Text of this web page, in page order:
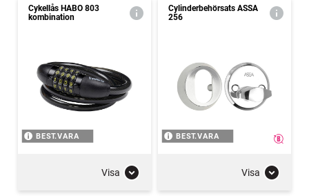
Cykellås HABO 803
kombination
BEST.VARA
Visa
Cylinderbehörsats ASSA
256
BEST.VARA
Visa